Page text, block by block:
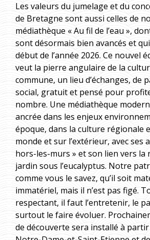
Les valeurs du jumelage et du
de Bretagne sont aussi celles de
médiathèque « Au fil de l’eau »,
sont désormais bien avancés et
début de l’année 2026. Ce nouvel
veut la pierre angulaire de la
commune, un lieu d’échanges, de
social, gratuit et pensé pour
nombre. Une médiathèque
ancrée dans les enjeux
époque, dans la culture régionale
monde et sur l’extérieur, avec ses
hors-les-murs » et son lien vers la
jardin sous l’eucalyptus. Notre
comme vous le savez, qu’il soit
immatériel, mais il n’est pas figé.
respectant, il faut l’entretenir, le
surtout le faire évoluer.
de découverte sera installé à partir